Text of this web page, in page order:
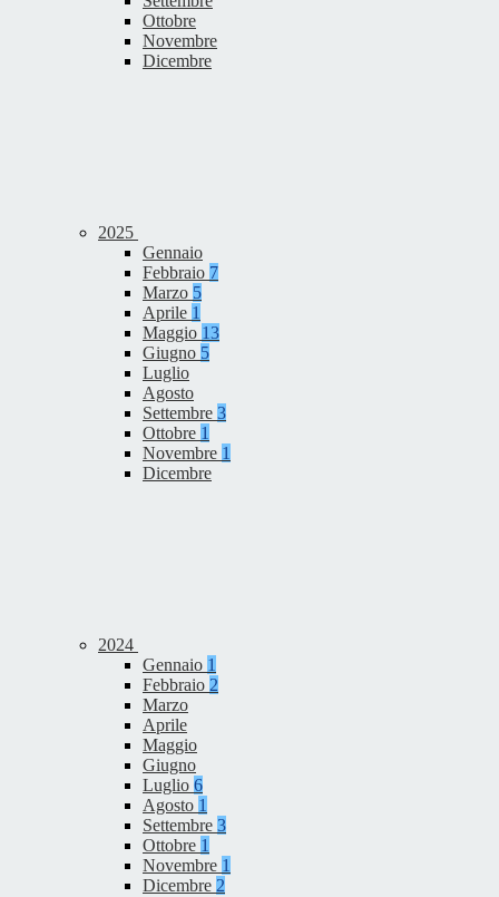
Ottobre
Novembre
Dicembre
2025
Gennaio
Febbraio 7
Marzo 5
Aprile 1
Maggio 13
Giugno 5
Luglio
Agosto
Settembre 3
Ottobre 1
Novembre 1
Dicembre
2024
Gennaio 1
Febbraio 2
Marzo
Aprile
Maggio
Giugno
Luglio 6
Agosto 1
Settembre 3
Ottobre 1
Novembre 1
Dicembre 2